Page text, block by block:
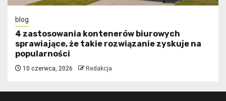
blog
4 zastosowania kontenerów biurowych
sprawiające, że takie rozwiązanie zyskuje na
popularności
10 czerwca, 2026 Redakcja